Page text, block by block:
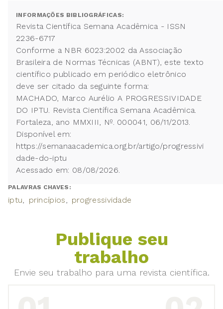
INFORMAÇÕES BIBLIOGRÁFICAS:
Revista Científica Semana Acadêmica - ISSN
2236-6717
Conforme a NBR 6023:2002 da Associação
Brasileira de Normas Técnicas (ABNT), este texto
científico publicado em periódico eletrônico
deve ser citado da seguinte forma:
MACHADO, Marco Aurélio A PROGRESSIVIDADE
DO IPTU. Revista Científica Semana Acadêmica.
Fortaleza, ano MMXIII, Nº. 000041, 06/11/2013.
Disponível em:
https://semanaacademica.org.br/artigo/progressivi
dade-do-iptu
Acessado em: 08/08/2026.
PALAVRAS CHAVES:
iptu princípios progressividade
Publique seu
trabalho
Envie seu trabalho para uma revista científica.